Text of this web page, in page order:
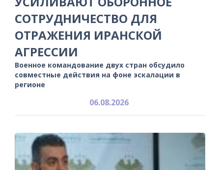
СОТРУДНИЧЕСТВО ДЛЯ
ОТРАЖЕНИЯ ИРАНСКОЙ
АГРЕССИИ
Военное командование двух стран обсудило
совместные действия на фоне эскалации в
регионе
06.08.2026